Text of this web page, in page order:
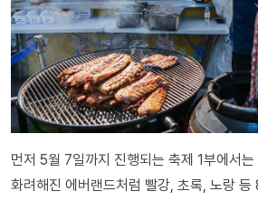
먼저 5월 7일까지 진행되는 축제 1부에서
화려해진 에버랜드처럼 빨강, 초록, 노랑